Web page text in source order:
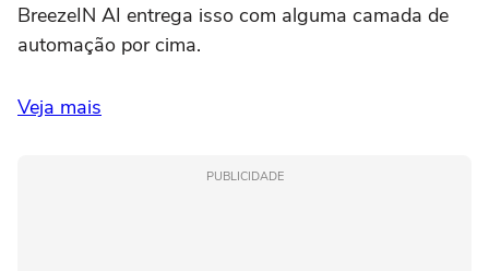
BreezeIN AI entrega isso com alguma camada de
automação por cima.
Veja mais
PUBLICIDADE